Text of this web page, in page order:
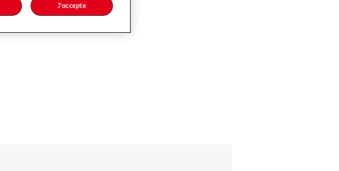
J'accepte